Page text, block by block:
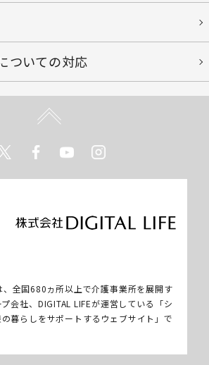
ついての対応
TwitterFacebookYoutube
、全国680ヵ所以上で介護事業所を展開す
会社、DIGITAL LIFEが運営している「シ
暮らしをサポートするウェブサイト」で